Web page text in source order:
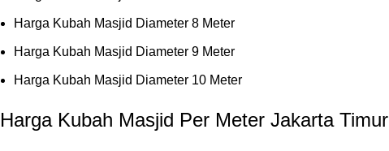
Harga Kubah Masjid Diameter 8 Meter
Harga Kubah Masjid Diameter 9 Meter
Harga Kubah Masjid Diameter 10 Meter
Harga Kubah Masjid Per Meter Jakarta Timur